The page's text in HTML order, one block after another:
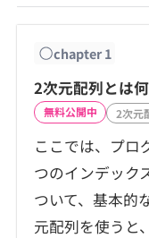
個人向けプラン
法人向けプラン
学校向けプラン
契約内容・クーポン
chapter1
2次元配列とは
無料公開中 2次元
ここでは、プロ
つのインデック
ついて、基本的
元配列を使うと